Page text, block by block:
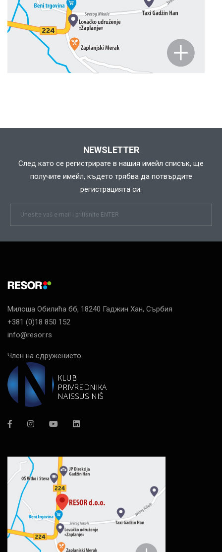
NEWSLETTER
След като се регистрирате в нашия имейл списък, ще
получите имейл, където трябва да потвърдите
регистрацията си.
Newsletter
Милоша Обилића бб, 18240 Гаджин Хан, Сърбия
+381 (0)18 850 152
info@resor.rs
Член на сдружението